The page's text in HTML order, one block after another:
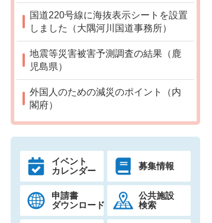
国道220号線に海抜表示シートを設置
しました（大隅河川国道事務所）
地震等災害被害予測調査の結果（鹿
児島県）
外国人のための減災のポイント（内
閣府）
イベント
カレンダー
募集情報
申請書
ダウンロード
公共施設
検索